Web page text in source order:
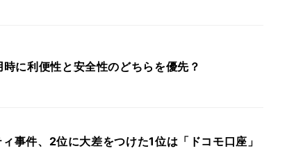
に利便性と安全性のどちらを優先？
事件、2位に大差をつけた1位は「ドコモ口座」